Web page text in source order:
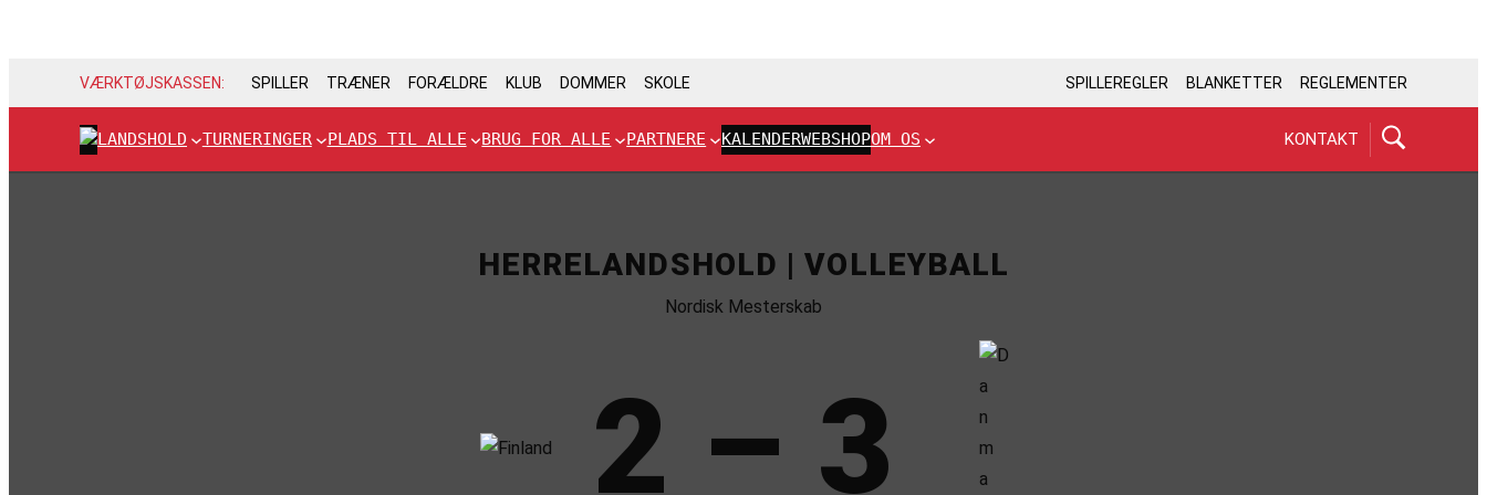
VÆRKTØJSKASSEN: SPILLER TRÆNER FORÆLDRE KLUB DOMMER SKOLE SPILLEREGLER BLANKETTER REGLEMENTER
LANDSHOLD TURNERINGER PLADS TIL ALLE BRUG FOR ALLE PARTNERE KALENDERWEBSHOPOM OS KONTAKT
HERRELANDSHOLD | VOLLEYBALL
Nordisk Mesterskab
2 – 3